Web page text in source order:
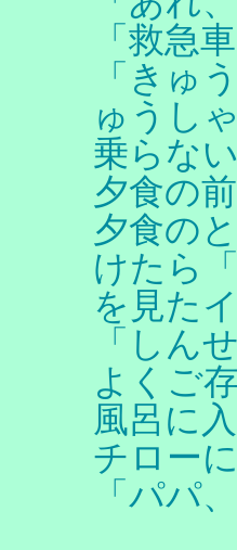
「救急
「きゅ
ゅうし
乗らな
夕食の
夕食の
けたら
を見た
「しん
よくご
風呂に
チロー
「パパ